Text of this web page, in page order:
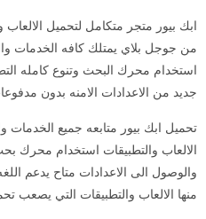
ابك بيور متجر متكامل لتحميل
من جوجل بلاي يمتلك كافه الخدمات
استخدام محرك البحث وتنوع كامله
جديد من الاعدادات الامنه بدون
تحميل ابك بيور متابعه جميع الخدمات
الالعاب والتطبيقات استخدام محرك
والوصول الى الاعدادات متاح يدعم
منها الالعاب والتطبيقات التي يصعب